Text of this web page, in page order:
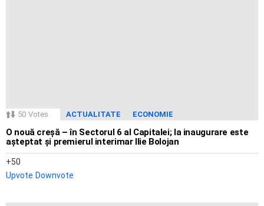
50 Votes ACTUALITATE ECONOMIE
O nouă creșă – în Sectorul 6 al Capitalei; la inaugurare este
așteptat și premierul interimar Ilie Bolojan
50
Upvote Downvote